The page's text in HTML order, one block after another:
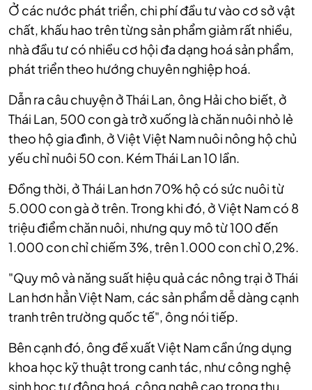
Ở các nước phát triển, chi phí đầu tư vào cơ sở vật
chất, khấu hao trên từng sản phẩm giảm rất nhiều,
nhà đầu tư có nhiều cơ hội đa dạng hoá sản phẩm,
phát triển theo hướng chuyên nghiệp hoá.
Dẫn ra câu chuyện ở Thái Lan, ông Hải cho biết, ở
Thái Lan, 500 con gà trở xuống là chăn nuôi nhỏ lẻ
theo hộ gia đình, ở Việt Việt Nam nuôi nông hộ chủ
yếu chỉ nuôi 50 con. Kém Thái Lan 10 lần.
Đồng thời, ở Thái Lan hơn 70% hộ có sức nuôi từ
5.000 con gà ở trên. Trong khi đó, ở Việt Nam có 8
triệu điểm chăn nuôi, nhưng quy mô từ 100 đến
1.000 con chỉ chiếm 3%, trên 1.000 con chỉ 0,2%.
"Quy mô và năng suất hiệu quả các nông trại ở Thái
Lan hơn hẳn Việt Nam, các sản phẩm dễ dàng cạnh
tranh trên trường quốc tế", ông nói tiếp.
Bên cạnh đó, ông đề xuất Việt Nam cần ứng dụng
khoa học kỹ thuật trong canh tác, như công nghệ
sinh học tự động hoá, công nghệ cao trong thu